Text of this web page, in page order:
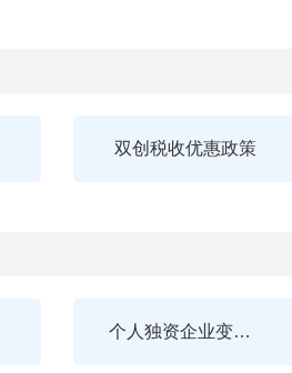
双创税收优惠政策
个人独资企业变更登记